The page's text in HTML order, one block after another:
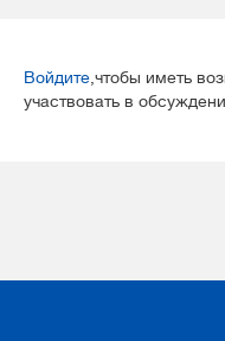
Войдите ,чтобы иметь
участвовать в